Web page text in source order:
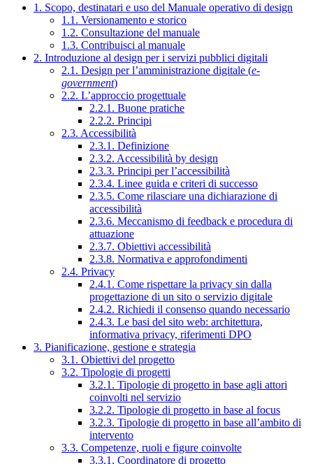
1. Scopo, destinatari e uso del Manuale operativo di design
1.1. Versionamento e storico
1.2. Consultazione del manuale
1.3. Contribuisci al manuale
2. Introduzione al design per i servizi pubblici digitali
2.1. Design per l’amministrazione digitale (e-
government)
2.2. L’approccio progettuale
2.2.1. Buone pratiche
2.2.2. Principi
2.3. Accessibilità
2.3.1. Definizione
2.3.2. Accessibilità by design
2.3.3. Principi per l’accessibilità
2.3.4. Linee guida e criteri di successo
2.3.5. Come rilasciare una dichiarazione di
accessibilità
2.3.6. Meccanismo di feedback e procedura di
attuazione
2.3.7. Obiettivi accessibilità
2.3.8. Normativa e approfondimenti
2.4. Privacy
2.4.1. Come rispettare la privacy sin dalla
progettazione di un sito o servizio digitale
2.4.2. Richiedi il consenso quando necessario
2.4.3. Le basi del sito web: architettura,
informativa privacy, riferimenti DPO
3. Pianificazione, gestione e strategia
3.1. Obiettivi del progetto
3.2. Tipologie di progetti
3.2.1. Tipologie di progetto in base agli attori
coinvolti nel servizio
3.2.2. Tipologie di progetto in base al focus
3.2.3. Tipologie di progetto in base all’ambito di
intervento
3.3. Competenze, ruoli e figure coinvolte
3.3.1. Coordinatore di progetto